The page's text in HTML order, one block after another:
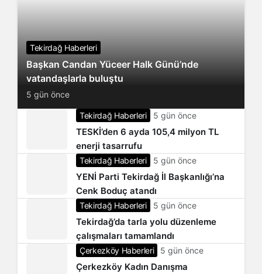
Tekirdağ Haberleri
Başkan Candan Yüceer Halk Günü’nde
vatandaşlarla buluştu
5 gün önce
Tekirdağ Haberleri 5 gün önce
TESKİ’den 6 ayda 105,4 milyon TL
enerji tasarrufu
Tekirdağ Haberleri 5 gün önce
YENİ Parti Tekirdağ İl Başkanlığı’na
Cenk Boduç atandı
Tekirdağ Haberleri 5 gün önce
Tekirdağ’da tarla yolu düzenleme
çalışmaları tamamlandı
Çerkezköy Haberleri 5 gün önce
Çerkezköy Kadın Danışma